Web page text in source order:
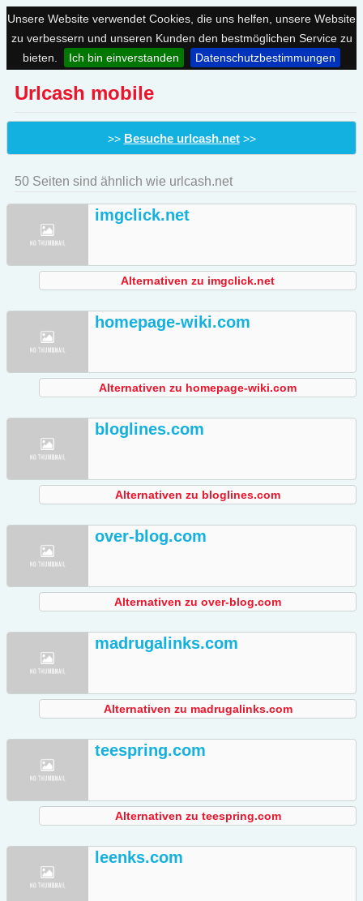
Unsere Website verwendet Cookies, die uns helfen, unsere Website
zu verbessern und unseren Kunden den bestmöglichen Service zu
bieten.
Ich bin einverstanden Datenschutzbestimmungen
Urlcash mobile
>> Besuche urlcash.net>>
50 Seiten sind ähnlich wie urlcash.net
imgclick.net
Alternativen zu imgclick.net
homepage-wiki.com
Alternativen zu homepage-wiki.com
bloglines.com
Alternativen zu bloglines.com
over-blog.com
Alternativen zu over-blog.com
madrugalinks.com
Alternativen zu madrugalinks.com
teespring.com
Alternativen zu teespring.com
leenks.com